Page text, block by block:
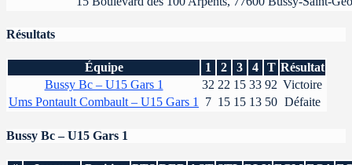
Résultats
Équipe 1 2 3 4 T Résultat
Bussy Bc – U15 Gars 1
32 22 15 33 92 Victoire
Ums Pontault Combault – U15 Gars 1 7 15 15 13 50 Défaite
Bussy Bc – U15 Gars 1